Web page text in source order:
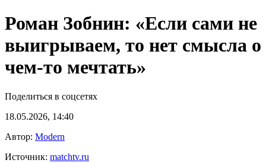
Роман Зобнин: «Если сами не
выигрываем, то нет смысла о
чем‑то мечтать»
Поделиться в соцсетях
18.05.2026, 14:40
Автор: Modern
Источник: matchtv.ru